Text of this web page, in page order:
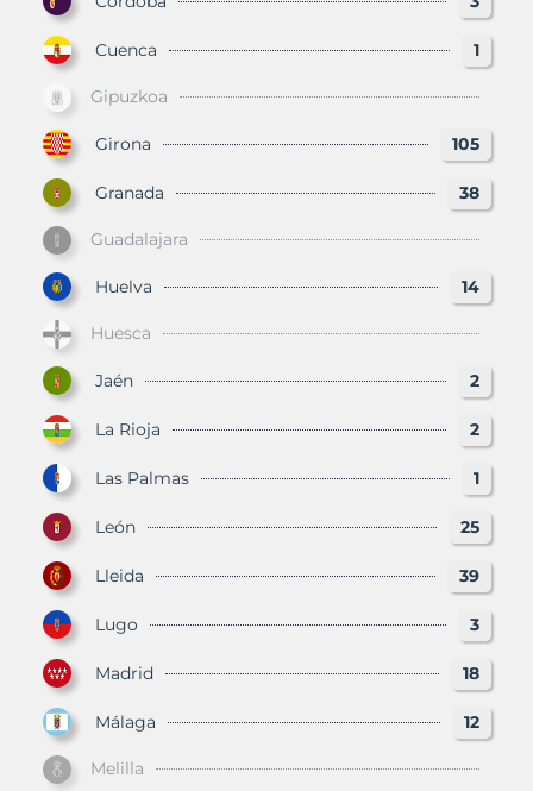
Cuenca 1
Gipuzkoa
Girona 105
Granada 38
Guadalajara
Huelva 14
Huesca
Jaén 2
La Rioja 2
Las Palmas 1
León 25
Lleida 39
Lugo 3
Madrid 18
Málaga 12
Melilla